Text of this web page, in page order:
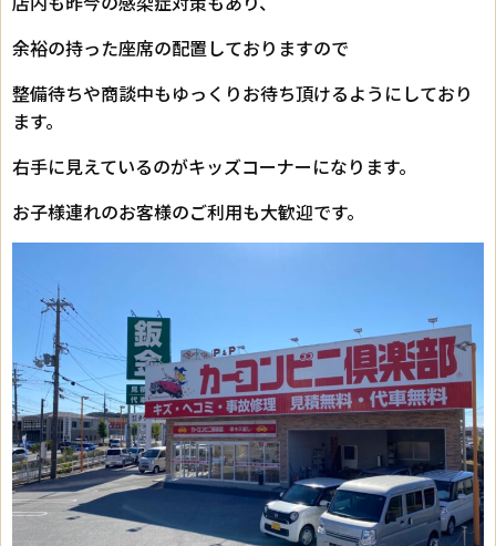
余裕の持った座席の配置しておりますので
整備待ちや商談中もゆっくりお待ち頂けるようにしており
ます。
右手に見えているのがキッズコーナーになります。
お子様連れのお客様のご利用も大歓迎です。